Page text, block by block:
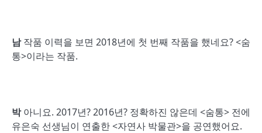
남작품 이력을 보면 2018년에 첫 번째 작품을 했네요? <숨
통>이라는 작품.
박아니요. 2017년? 2016년? 정확하진 않은데 <숨통> 전에
유은숙 선생님이 연출한 <자연사 박물관>을 공연했어요.